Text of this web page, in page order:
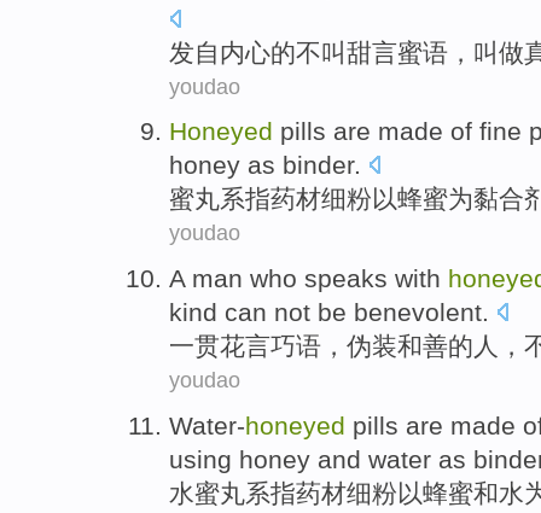
发自内心的不叫甜言蜜语 ，叫做
youdao
Honeyed pills are made of fine
honey as binder.
蜜丸系指药材细粉以蜂蜜为黏合
youdao
A man who speaks with
kind can not be benevolent.
一贯花言巧语，伪装和善的 人 ，
youdao
Water-honeyed pills are made
using honey and water as
水蜜丸系指药材细粉以蜂蜜和水